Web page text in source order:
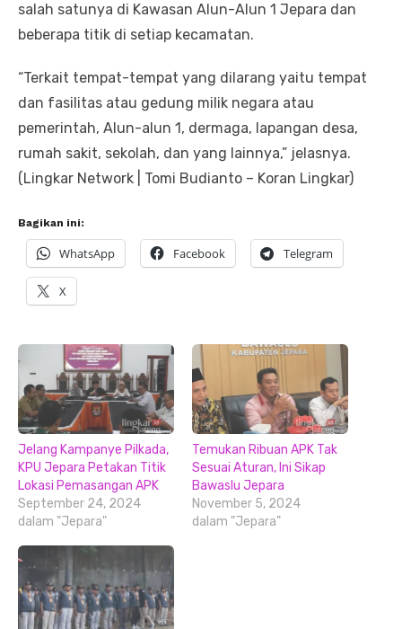
salah satunya di Kawasan Alun-Alun 1 Jepara dan
beberapa titik di setiap kecamatan.
“Terkait tempat-tempat yang dilarang yaitu tempat
dan fasilitas atau gedung milik negara atau
pemerintah, Alun-alun 1, dermaga, lapangan desa,
rumah sakit, sekolah, dan yang lainnya,” jelasnya.
(Lingkar Network | Tomi Budianto – Koran Lingkar)
Bagikan ini:
WhatsApp Facebook Telegram
X
Jelang Kampanye Pilkada,
KPU Jepara Petakan Titik
Lokasi Pemasangan APK
September 24, 2024
dalam "Jepara"
Temukan Ribuan APK Tak
Sesuai Aturan, Ini Sikap
Bawaslu Jepara
November 5, 2024
dalam "Jepara"